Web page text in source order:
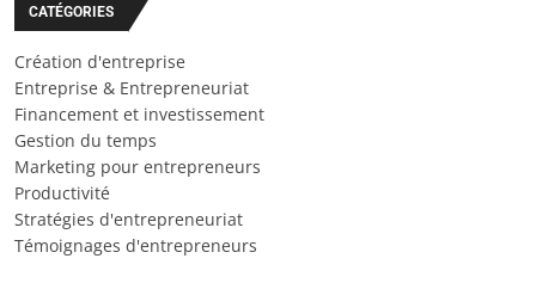
CATÉGORIES
Création d'entreprise
Entreprise & Entrepreneuriat
Financement et investissement
Gestion du temps
Marketing pour entrepreneurs
Productivité
Stratégies d'entrepreneuriat
Témoignages d'entrepreneurs